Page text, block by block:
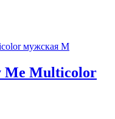
Me Multicolor